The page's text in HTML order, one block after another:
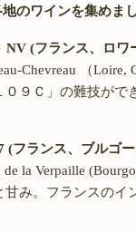
のワインを集めまし
NV (フランス、ロワ
Chevreau （Loire,
９Ｃ」の難技が
(フランス、ブルゴ
la Verpaille
み。フランスのイ